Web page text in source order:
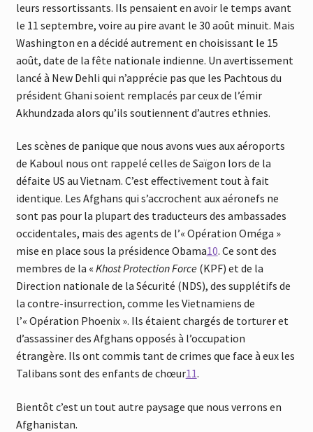
leurs ressortissants. Ils pensaient en avoir le temps avant
le 11 septembre, voire au pire avant le 30 août minuit. Mais
Washington en a décidé autrement en choisissant le 15
août, date de la fête nationale indienne. Un avertissement
lancé à New Dehli qui n’apprécie pas que les Pachtous du
président Ghani soient remplacés par ceux de l’émir
Akhundzada alors qu’ils soutiennent d’autres ethnies.
Les scènes de panique que nous avons vues aux aéroports
de Kaboul nous ont rappelé celles de Saïgon lors de la
défaite US au Vietnam. C’est effectivement tout à fait
identique. Les Afghans qui s’accrochent aux aéronefs ne
sont pas pour la plupart des traducteurs des ambassades
occidentales, mais des agents de l’« Opération Oméga »
mise en place sous la présidence Obama10. Ce sont des
membres de la « Khost Protection Force(KPF) et de la
Direction nationale de la Sécurité (NDS), des supplétifs de
la contre-insurrection, comme les Vietnamiens de
l’« Opération Phoenix ». Ils étaient chargés de torturer et
d’assassiner des Afghans opposés à l’occupation
étrangère. Ils ont commis tant de crimes que face à eux les
Talibans sont des enfants de chœur11.
Bientôt c’est un tout autre paysage que nous verrons en
Afghanistan.